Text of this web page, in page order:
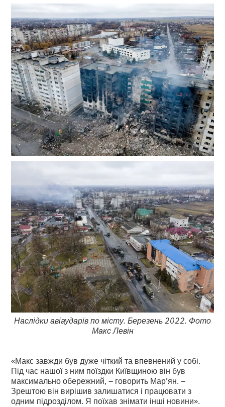
Наслідки авіаударів по місту. Березень 2022. Фото
Макс Левін
«Макс завжди був дуже чіткий та впевнений у собі.
Під час нашої з ним поїздки Київщиною він був
максимально обережний, – говорить Мар’ян. –
Зрештою він вирішив залишатися і працювати з
одним підрозділом. Я поїхав знімати інші новини».